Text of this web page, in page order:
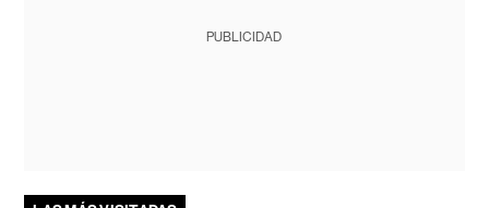
PUBLICIDAD